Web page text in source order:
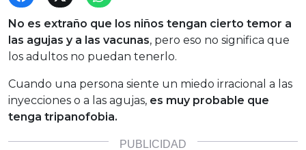
No es extraño que los niños tengan cierto temor a
las agujas y a las vacunas, pero eso no significa que
los adultos no puedan tenerlo.
Cuando una persona siente un miedo irracional a las
inyecciones o a las agujas, es muy probable que
tenga tripanofobia.